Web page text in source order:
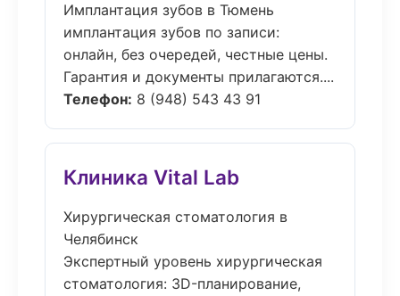
Имплантация зубов в Тюмень
имплантация зубов по записи:
онлайн, без очередей, честные цены.
Гарантия и документы прилагаются....
Телефон: 8 (948) 543 43 91
Клиника Vital Lab
Хирургическая стоматология в
Челябинск
Экспертный уровень хирургическая
стоматология: 3D-планирование,